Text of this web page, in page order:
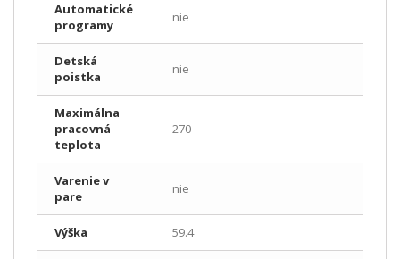
Automatické
programy
nie
Detská
poistka
nie
Maximálna
pracovná
teplota
270
Varenie v
pare
nie
Výška 59.4